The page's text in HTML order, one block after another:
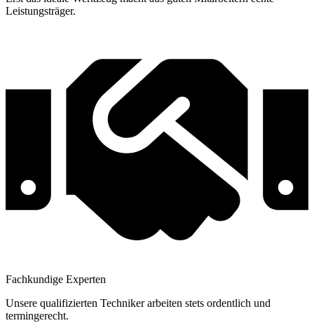
Leistungsträger.
Fachkundige Experten
Unsere qualifizierten Techniker arbeiten stets ordentlich und
termingerecht.